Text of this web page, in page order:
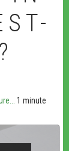
1 minute